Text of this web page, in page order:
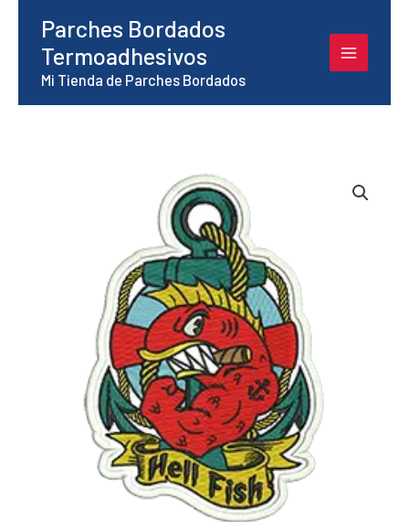
contenido
Parches Bordados
Termoadhesivos
Mi Tienda de Parches Bordados